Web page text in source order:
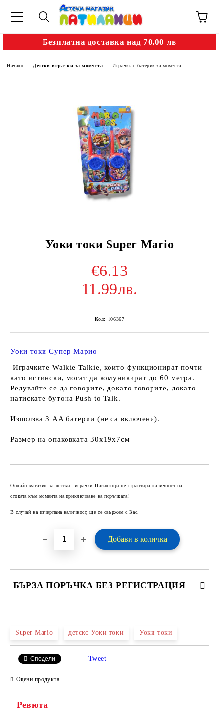
Безплатна доставка над 70,00 лв
Начало Детски играчки за момчета Играчки с батерии за момчета
Уоки токи Super Mario
€6.13
11.99лв.
Код: 106367
Уоки токи Супер Марио
Играчките Walkie Talkie, които функционират почти
като истински, могат да комуникират до 60 метра.
Редувайте се да говорите, докато говорите, докато
натискате бутона Push to Talk.
Използва 3 AA батерии (не са включени).
Размер на опаковката 30х19х7см.
Онлайн магазин за детски играчки Патиланци не гарантира наличност на
стоката към момента на приключване на поръчката!
В случай на изчерпана наличност, ще се свържем с Вас.
БЪРЗА ПОРЪЧКА БЕЗ РЕГИСТРАЦИЯ
Ние ще се свържем с вас в рамките на работния ден.
Super Mario детско Уоки токи Уоки токи
Сподели Tweet
Оцени продукта
Ревюта